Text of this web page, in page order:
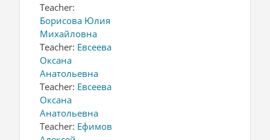
Teacher:
Борисова Юлия
Михайловна
Teacher: Евсеева
Оксана
Анатольевна
Teacher: Евсеева
Оксана
Анатольевна
Teacher: Ефимов